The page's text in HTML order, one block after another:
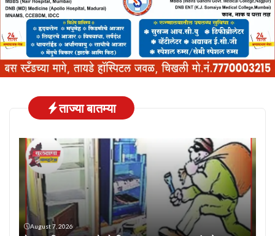
ताज्या बातम्या
August 7, 2026